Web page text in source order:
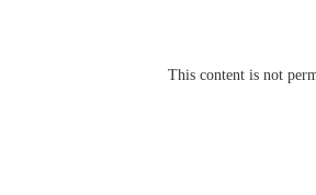
This content is not